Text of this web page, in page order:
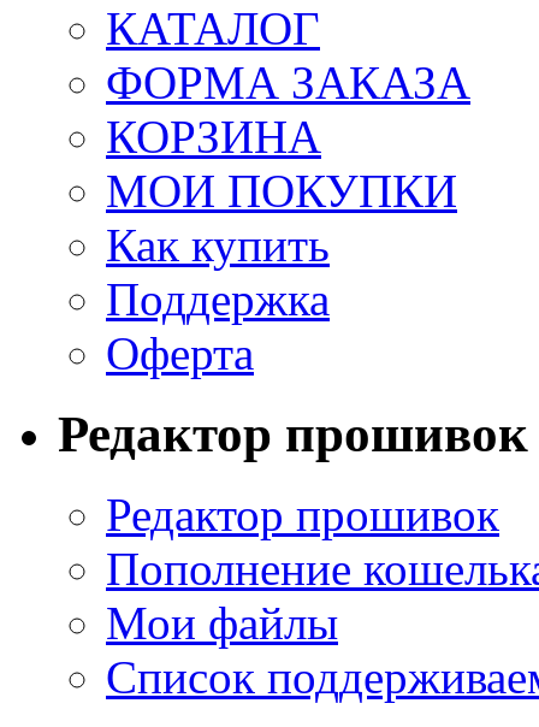
КАТАЛОГ
ФОРМА ЗАКАЗА
КОРЗИНА
МОИ ПОКУПКИ
Как купить
Поддержка
Оферта
Редактор прошивок
Редактор прошивок
Пополнение
Мои файлы
Список